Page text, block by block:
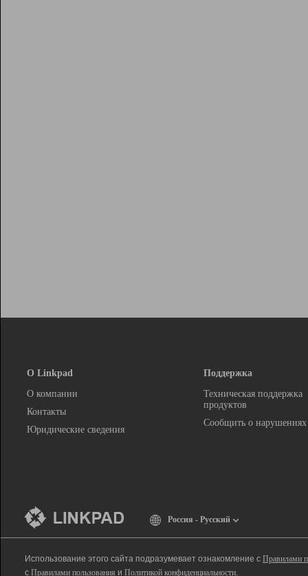
О Linkpad
О компании
Контакты
Юридические сведения
Поддержка
Техническая поддержка
продуктов
Сообщить о нарушениях
Россия - Русский
Использование этого сайта подразумевает ознакомление с Правилами
с Правилами пользования и Политикой конфиденциальности.